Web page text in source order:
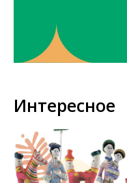
Интересное